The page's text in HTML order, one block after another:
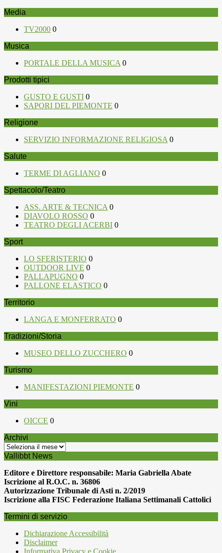
Media
TV2000 0
Musica
PORTALE DELLA MUSICA 0
Prodotti tipici
GUSTO E GUSTI 0
SAPORI DEL PIEMONTE 0
Religione
SERVIZIO INFORMAZIONE RELIGIOSA 0
Salute
TERME DI AGLIANO 0
Spettacolo/Teatro
ASS. ARTE & TECNICA 0
DIAVOLO ROSSO 0
TEATRO DEGLI ACERBI 0
Sport
LO SFERISTERIO 0
OUTDOOR LIVE 0
PALLAPUGNO 0
PALLONE ELASTICO 0
Territorio
LANGA E MONFERRATO 0
Tradizioni/Storia
MUSEO DELLO ZUCCHERO 0
Turismo
MANIFESTAZIONI PIEMONTE 0
Vini
OICCE 0
Archivi
Archivi
Vallibbt News
Editore e Direttore responsabile: Maria Gabriella Abate
Iscrizione al R.O.C. n. 36806
Autorizzazione Tribunale di Asti n. 2/2019
Iscrizione alla FISC Federazione Italiana Settimanali Cattolici
Termini di servizio
Dichiarazione Accessibilità
Disclaimer
Informativa Privacy e Cookie